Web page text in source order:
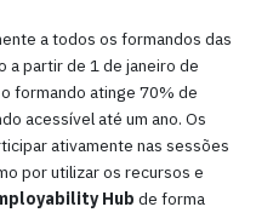
a todos os formandos das
a partir de 1 de janeiro de
formando atinge 70% de
acessível até um ano. Os
ativamente nas sessões
por utilizar os recursos e
Hub de forma